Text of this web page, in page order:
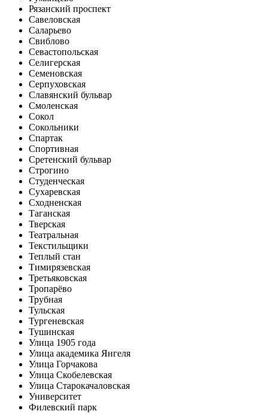
Рязанский проспект
Савеловская
Саларьево
Свиблово
Севастопольская
Селигерская
Семеновская
Серпуховская
Славянский бульвар
Смоленская
Сокол
Сокольники
Спартак
Спортивная
Сретенский бульвар
Строгино
Студенческая
Сухаревская
Сходненская
Таганская
Тверская
Театральная
Текстильщики
Теплый стан
Тимирязевская
Третьяковская
Тропарёво
Трубная
Тульская
Тургеневская
Тушинская
Улица 1905 года
Улица академика Янгеля
Улица Горчакова
Улица Скобелевская
Улица Старокачаловская
Университет
Филевский парк